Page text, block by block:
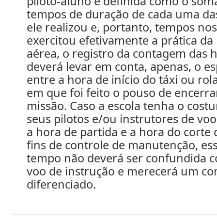
tempos de duração de cada uma
ele realizou e, portanto, tempos
exercitou efetivamente a prática
aérea, o registro da contagem das
deverá levar em conta, apenas, o
entre a hora de início do táxi ou
em que foi feito o pouso de
missão. Caso a escola tenha o
seus pilotos e/ou instrutores de
a hora de partida e a hora do corte
fins de controle de manutenção,
tempo não deverá ser confundida
voo de instrução e merecerá um
diferenciado.